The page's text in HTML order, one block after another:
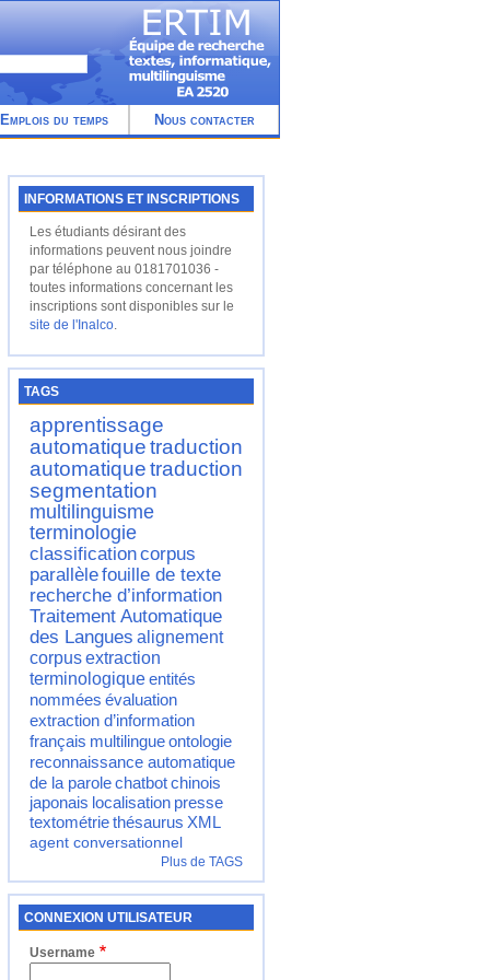
Emplois du temps Nous contacter
INFORMATIONS ET INSCRIPTIONS
Les étudiants désirant des
informations peuvent nous joindre
par téléphone au 0181701036 -
toutes informations concernant les
inscriptions sont disponibles sur le
site de l'Inalco.
TAGS
apprentissage
automatiquetraduction
automatiquetraduction
segmentation
multilinguisme
terminologie
classificationcorpus
parallèlefouille de texte
recherche d’information
Traitement Automatique
des Langues alignement
corpusextraction
terminologiqueentités
nommées évaluation
extraction d’information
français multilingueontologie
reconnaissance automatique
de la parolechatbotchinois
japonais localisation presse
textométriethésaurus XML
agent conversationnel
Plus de TAGS
CONNEXION UTILISATEUR
Username